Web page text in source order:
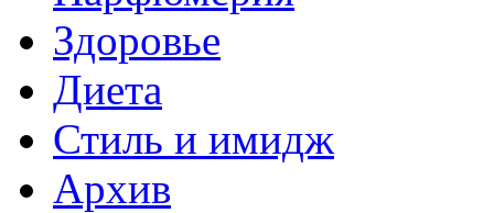
Здоровье
Диета
Стиль и имидж
Архив